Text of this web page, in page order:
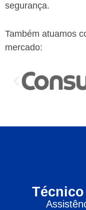
segurança.
Também atuamos
mercado: